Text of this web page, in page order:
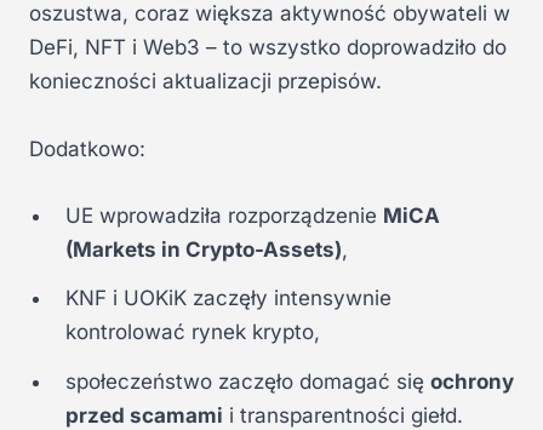
oszustwa, coraz większa aktywność obywateli w
DeFi, NFT i Web3 – to wszystko doprowadziło do
konieczności aktualizacji przepisów.
Dodatkowo:
UE wprowadziła rozporządzenie MiCA
(Markets in Crypto-Assets),
KNF i UOKiK zaczęły intensywnie
kontrolować rynek krypto,
społeczeństwo zaczęło domagać się ochrony
przed scamami i transparentności giełd.